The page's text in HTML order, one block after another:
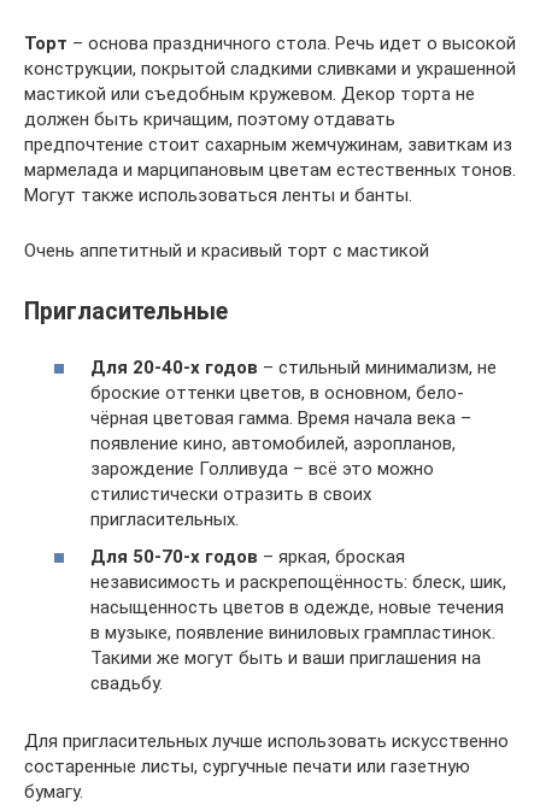
Торт – основа праздничного стола. Речь идет о высокой
конструкции, покрытой сладкими сливками и украшенной
мастикой или съедобным кружевом. Декор торта не
должен быть кричащим, поэтому отдавать
предпочтение стоит сахарным жемчужинам, завиткам из
мармелада и марципановым цветам естественных тонов.
Могут также использоваться ленты и банты.
Очень аппетитный и красивый торт с мастикой
Пригласительные
Для 20-40-х годов – стильный минимализм, не
броские оттенки цветов, в основном, бело-
чёрная цветовая гамма. Время начала века –
появление кино, автомобилей, аэропланов,
зарождение Голливуда – всё это можно
стилистически отразить в своих
пригласительных.
Для 50-70-х годов – яркая, броская
независимость и раскрепощённость: блеск, шик,
насыщенность цветов в одежде, новые течения
в музыке, появление виниловых грампластинок.
Такими же могут быть и ваши приглашения на
свадьбу.
Для пригласительных лучше использовать искусственно
состаренные листы, сургучные печати или газетную
бумагу.